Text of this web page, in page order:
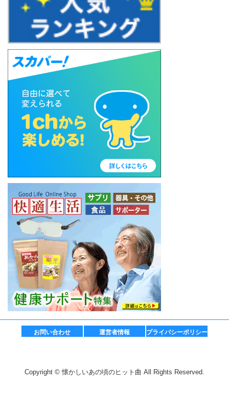
お問い合わせ 運営者情報 プライバシーポリシー
Copyright © 懐かしいあの頃のヒット曲 All Rights Reserved.